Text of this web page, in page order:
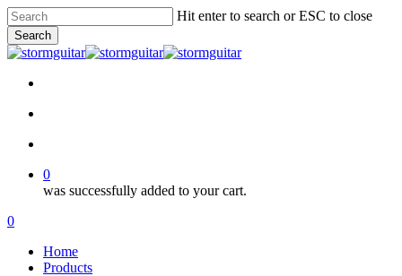
Skip
to
main
content
Hit enter to search or ESC to close
Search
Close
0
was successfully added to your cart.
Menu
search
account
0
Home
Products